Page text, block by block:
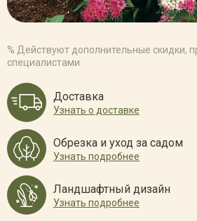
% Действуют дополнительные скидки,
специалистами
Доставка
Узнать о доставке
Обрезка и уход за садом
Узнать подробнее
Ландшафтный дизайн
Узнать подробнее